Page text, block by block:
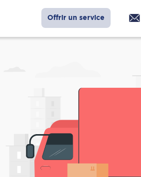
Offrir un service